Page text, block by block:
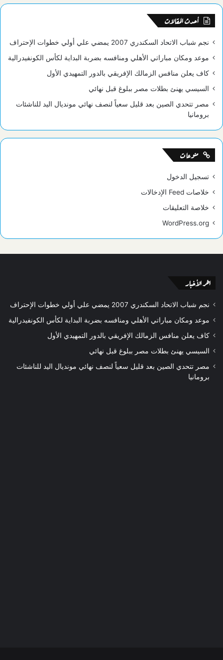
أحدث المقالات
نجم شباب الاتحاد السكندري 2007 يمضي علي أولي خطوات الإحتراف
موعد ومكان مباراتي الأهلي ومنافسه بضربة البداية لكأس الكونفيدرالية
كاف يعلن منافس الزمالك الإفريقي بالدور التمهيدي الأول
السيسي يهنئ بطلات مصر ببلوغ قبل نهائي
مصر تتحدي الصين بعد قليل سعياً لنصف نهائي مونديال اليد للناشئات
برومانيا
منوعات
تسجيل الدخول
خلاصات Feed الإدخالات
خلاصة التعليقات
WordPress.org
اخر الأخبار
نجم شباب الاتحاد السكندري 2007 يمضي علي أولي خطوات الإحتراف
موعد ومكان مباراتي الأهلي ومنافسه بضربة البداية لكأس الكونفيدرالية
كاف يعلن منافس الزمالك الإفريقي بالدور التمهيدي الأول
السيسي يهنئ بطلات مصر ببلوغ قبل نهائي
مصر تتحدي الصين بعد قليل سعياً لنصف نهائي مونديال اليد للناشئات
برومانيا